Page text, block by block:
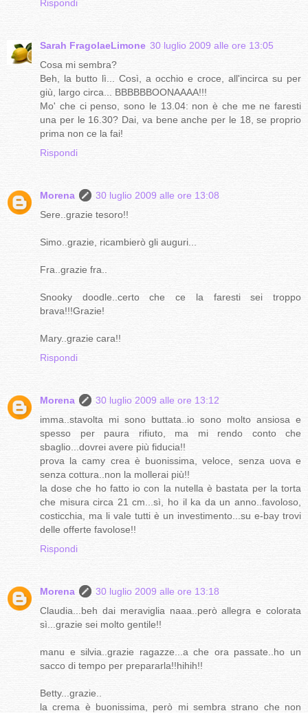
Rispondi
Sarah FragolaeLimone 30 luglio 2009 alle ore 13:05
Cosa mi sembra?
Beh, la butto lì... Così, a occhio e croce, all'incirca su per
giù, largo circa... BBBBBBOONAAAA!!!
Mo' che ci penso, sono le 13.04: non è che me ne faresti
una per le 16.30? Dai, va bene anche per le 18, se proprio
prima non ce la fai!
Rispondi
Morena
30 luglio 2009 alle ore 13:08
Sere..grazie tesoro!!
Simo..grazie, ricambierò gli auguri...
Fra..grazie fra..
Snooky doodle..certo che ce la faresti sei troppo
brava!!!Grazie!
Mary..grazie cara!!
Rispondi
Morena
30 luglio 2009 alle ore 13:12
imma..stavolta mi sono buttata..io sono molto ansiosa e
spesso per paura rifiuto, ma mi rendo conto che
sbaglio...dovrei avere più fiducia!!
prova la camy crea è buonissima, veloce, senza uova e
senza cottura..non la mollerai più!!
la dose che ho fatto io con la nutella è bastata per la torta
che misura circa 21 cm...sì, ho il ka da un anno..favoloso,
costicchia, ma li vale tutti è un investimento...su e-bay trovi
delle offerte favolose!!
Rispondi
Morena
30 luglio 2009 alle ore 13:18
Claudia...beh dai meraviglia naaa..però allegra e colorata
sì...grazie sei molto gentile!!
manu e silvia..grazie ragazze...a che ora passate..ho un
sacco di tempo per prepararla!!hihih!!
Betty...grazie..
la crema è buonissima, però mi sembra strano che non